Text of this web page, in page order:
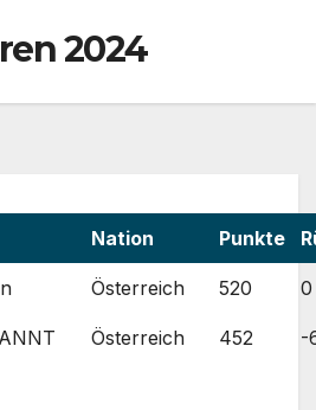
2024
Nation Punkte
Österreich 520 0
Österreich 452 -